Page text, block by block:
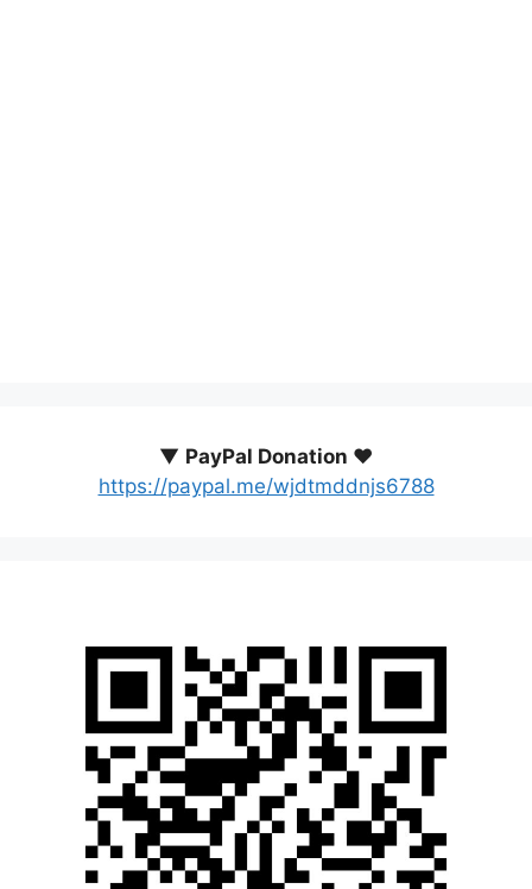
▼ PayPal Donation ♥️
https://paypal.me/wjdtmddnjs6788